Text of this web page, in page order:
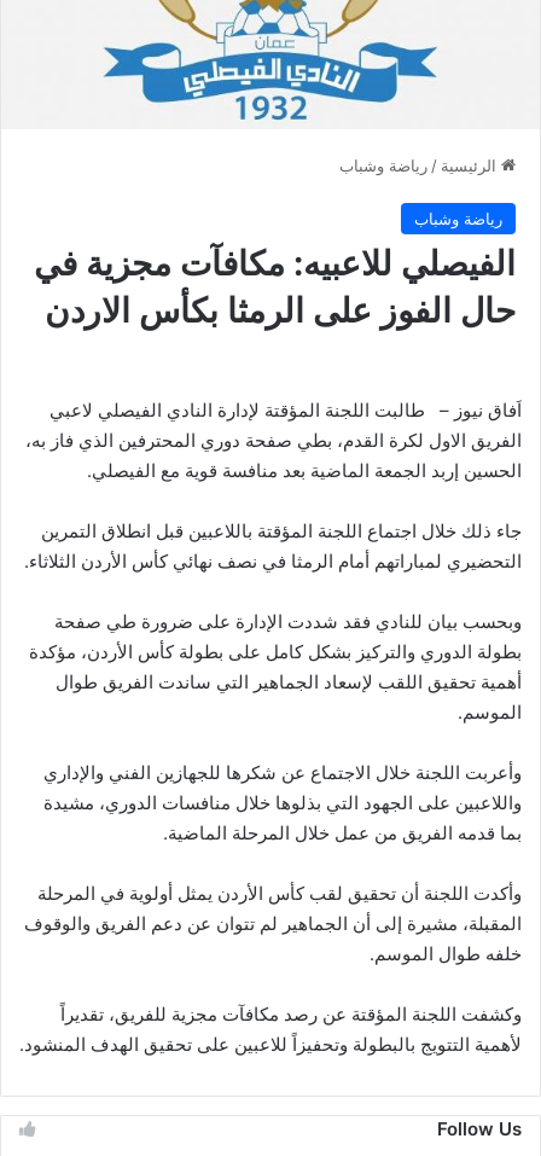
الرئيسية /رياضة وشباب
رياضة وشباب
الفيصلي للاعبيه: مكافآت مجزية في
حال الفوز على الرمثا بكأس الاردن
اَفاق نيوز – طالبت اللجنة المؤقتة لإدارة النادي الفيصلي لاعبي
الفريق الاول لكرة القدم، بطي صفحة دوري المحترفين الذي فاز به،
الحسين إربد الجمعة الماضية بعد منافسة قوية مع الفيصلي.
جاء ذلك خلال اجتماع اللجنة المؤقتة باللاعبين قبل انطلاق التمرين
التحضيري لمباراتهم أمام الرمثا في نصف نهائي كأس الأردن الثلاثاء.
وبحسب بيان للنادي فقد شددت الإدارة على ضرورة طي صفحة
بطولة الدوري والتركيز بشكل كامل على بطولة كأس الأردن، مؤكدة
أهمية تحقيق اللقب لإسعاد الجماهير التي ساندت الفريق طوال
الموسم.
وأعربت اللجنة خلال الاجتماع عن شكرها للجهازين الفني والإداري
واللاعبين على الجهود التي بذلوها خلال منافسات الدوري، مشيدة
بما قدمه الفريق من عمل خلال المرحلة الماضية.
وأكدت اللجنة أن تحقيق لقب كأس الأردن يمثل أولوية في المرحلة
المقبلة، مشيرة إلى أن الجماهير لم تتوان عن دعم الفريق والوقوف
خلفه طوال الموسم.
وكشفت اللجنة المؤقتة عن رصد مكافآت مجزية للفريق، تقديراً
لأهمية التتويج بالبطولة وتحفيزاً للاعبين على تحقيق الهدف المنشود.
Follow Us